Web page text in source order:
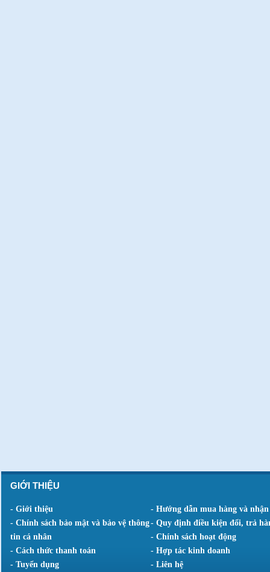
GIỚI THIỆU
- Giới thiệu
- Hướng dẫn mua hàng và
- Chính sách bảo mật và bảo vệ thông
tin cá nhân
- Quy định điều kiện đổi, trả
- Chính sách hoạt động
- Cách thức thanh toán
- Hợp tác kinh doanh
- Tuyển dụng
- Liên hệ